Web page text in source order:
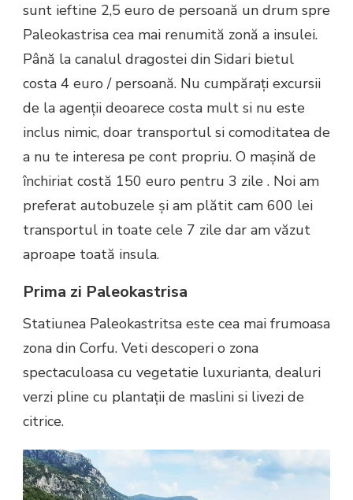
sunt ieftine 2,5 euro de persoană un drum spre
Paleokastrisa cea mai renumită zonă a insulei.
Până la canalul dragostei din Sidari bietul
costa 4 euro / persoană. Nu cumpărați excursii
de la agenții deoarece costa mult si nu este
inclus nimic, doar transportul si comoditatea de
a nu te interesa pe cont propriu. O mașină de
închiriat costă 150 euro pentru 3 zile . Noi am
preferat autobuzele și am plătit cam 600 lei
transportul in toate cele 7 zile dar am văzut
aproape toată insula.
Prima zi Paleokastrisa
Statiunea Paleokastritsa este cea mai frumoasa
zona din Corfu. Veti descoperi o zona
spectaculoasa cu vegetatie luxurianta, dealuri
verzi pline cu plantații de maslini si livezi de
citrice.